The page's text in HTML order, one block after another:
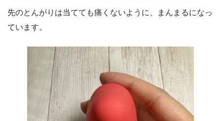
先のとんがりは当てても痛くないように、まんまるになっ
ています。